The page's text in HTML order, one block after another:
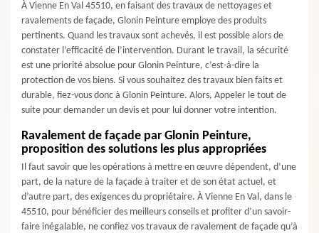
À Vienne En Val 45510, en faisant des travaux de nettoyages et
ravalements de façade, Glonin Peinture employe des produits
pertinents. Quand les travaux sont achevés, il est possible alors de
constater l’efficacité de l’intervention. Durant le travail, la sécurité
est une priorité absolue pour Glonin Peinture, c’est-à-dire la
protection de vos biens. Si vous souhaitez des travaux bien faits et
durable, fiez-vous donc à Glonin Peinture. Alors, Appeler le tout de
suite pour demander un devis et pour lui donner votre intention.
Ravalement de façade par Glonin Peinture,
proposition des solutions les plus appropriées
Il faut savoir que les opérations à mettre en œuvre dépendent, d’une
part, de la nature de la façade à traiter et de son état actuel, et
d’autre part, des exigences du propriétaire. À Vienne En Val, dans le
45510, pour bénéficier des meilleurs conseils et profiter d’un savoir-
faire inégalable, ne confiez vos travaux de ravalement de façade qu’à